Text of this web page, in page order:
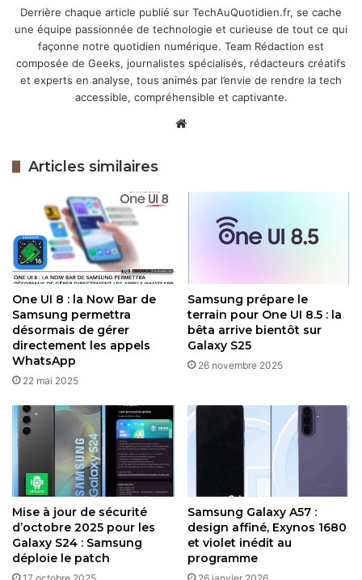
Aux États-Unis, Samsung a confirmé que les Galaxy S24
recevront One UI 7 dès le 10 avril, suivis des Z Fold 6 et Z
Flip 6 à partir du 14 avril. Ensuite, le déploiement s’étendra
à d’autres modèles, comme la série Galaxy S23, dans les
semaines à venir. D’ici fin juin, tous les appareils
compatibles, smartphones et tablettes, devraient en
appareil, allez dansParamètres
Restez connecté via Google News
Suivez-nous pour les dernières mises à jour et guides.
Galaxy S24 Samsung Galaxy
Copy URL
Derrière chaque article publié sur TechAuQuotidien.fr, se cache
une équipe passionnée de technologie et curieuse de tout ce qui
façonne notre quotidien numérique. Team Rédaction est
composée de Geeks, journalistes spécialisés, rédacteurs créatifs
et experts en analyse, tous animés par l’envie de rendre la tech
accessible, compréhensible et captivante.
Articles similaires
One UI 8 : la Now Bar de
Samsung permettra
désormais de gérer
directement les appels
WhatsApp
22 mai 2025
Samsung prépare le
terrain pour One UI 8.5 : la
bêta arrive bientôt sur
Galaxy S25
26 novembre 2025
Mise à jour de sécurité
d’octobre 2025 pour les
Galaxy S24 : Samsung
déploie le patch
Samsung Galaxy A57 :
design affiné, Exynos 1680
et violet inédit au
programme